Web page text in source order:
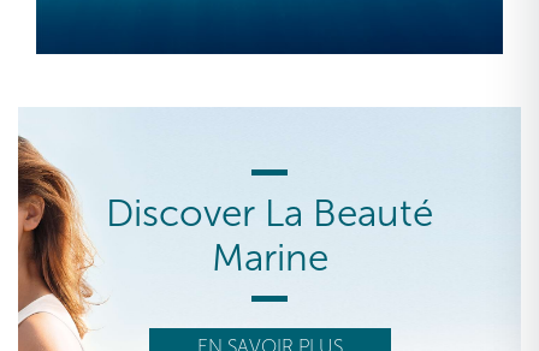
Discover La Beauté
Marine
EN SAVOIR PLUS